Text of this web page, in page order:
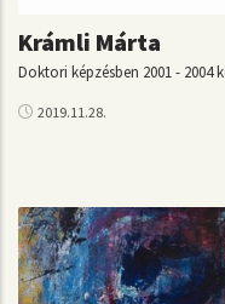
Krámli Márta
Doktori képzésben 2001 - 2004
2019.11.28.